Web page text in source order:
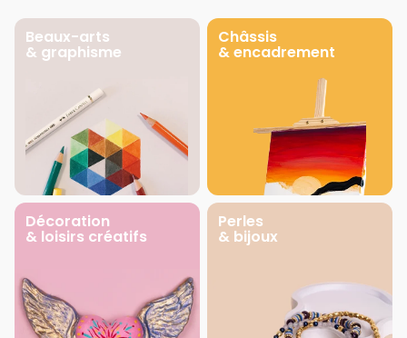
Beaux-arts
& graphisme
Châssis
& encadrement
Décoration
& loisirs créatifs
Perles
& bijoux